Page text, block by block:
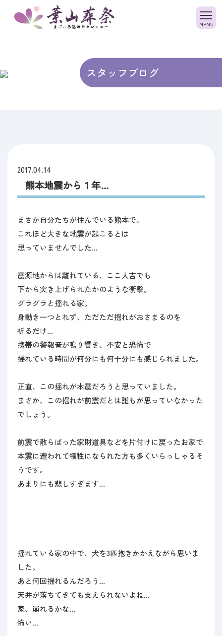
ホーム
ヴィオラ
ご葬儀の流れ
会員制度・特典
無料相談窓口
お急ぎの方へ
スタッフブログ
2017.04.14
熊本地震から１年…
まさか自分たちが住んでいる熊本で、
これほど大きな地震が起こるとは
思っていませんでした…
震源地からは離れている、ここ人吉でも
下から突き上げられたかのような衝撃。
グラグラと揺れる家。
身動き一つとれず、ただただ揺れがおさまるのを
祈るだけ…
携帯の警報音が鳴り響き、不安と恐怖で
揺れている時間が何分にも何十分にも感じられました。
正直、この揺れが本震だろうと思っていました。
まさか、この揺れが前震だとは誰もが思っていなかった
でしょう。
前震で散らばった家財道具などを片付けに戻ったお家で
本震に遭われて犠牲になられた方も多くいらっしゃるそ
うです。
あまりにも悲しすぎます…
揺れている家の中で、犬を3匹抱きかかえながら思いま
した。
あと何回揺れるんだろう…
天井が落ちてきても支えられないよね…
家、崩れるかな…
怖い…